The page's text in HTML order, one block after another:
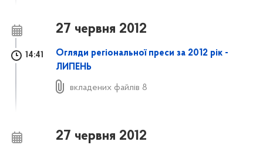
27 червня 2012
14:41
Огляди регіональної преси за 2012 рік -
ЛИПЕНЬ
вкладених файлів 8
27 червня 2012